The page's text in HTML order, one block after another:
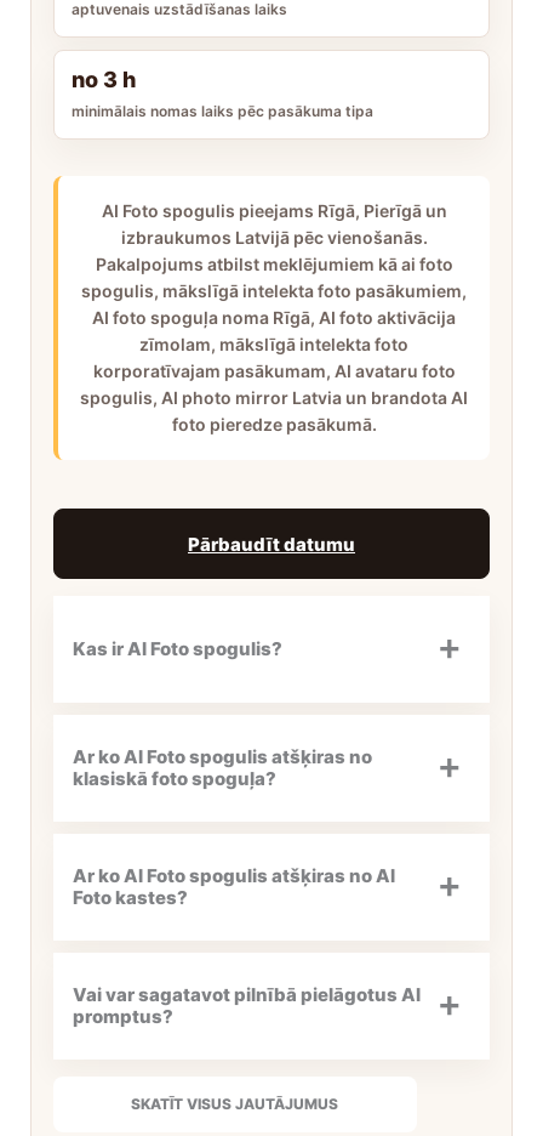
aptuvenais uzstādīšanas laiks
no 3 h
minimālais nomas laiks pēc pasākuma tipa
AI Foto spogulis pieejams Rīgā, Pierīgā un
izbraukumos Latvijā pēc vienošanās.
Pakalpojums atbilst meklējumiem kā ai foto
spogulis, mākslīgā intelekta foto pasākumiem,
AI foto spoguļa noma Rīgā, AI foto aktivācija
zīmolam, mākslīgā intelekta foto
korporatīvajam pasākumam, AI avataru foto
spogulis, AI photo mirror Latvia un brandota AI
foto pieredze pasākumā.
Pārbaudīt datumu
Kas ir AI Foto spogulis?
Ar ko AI Foto spogulis atšķiras no
klasiskā foto spoguļa?
Ar ko AI Foto spogulis atšķiras no AI
Foto kastes?
Vai var sagatavot pilnībā pielāgotus AI
promptus?
SKATĪT VISUS JAUTĀJUMUS